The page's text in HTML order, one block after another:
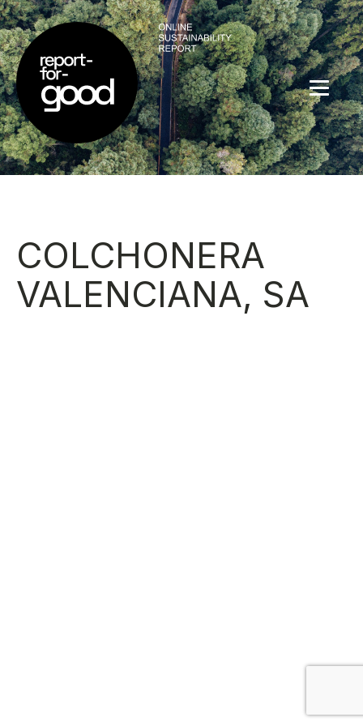
COLCHONERA
VALENCIANA, SA